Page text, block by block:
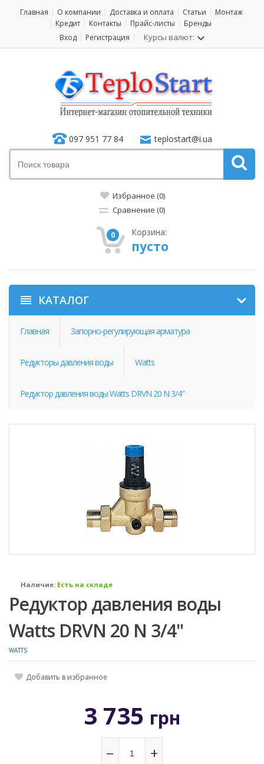
Главная О компании Доставка и оплата Статьи
Монтаж
Кредит
Контакты Прайс-листы
Бренды
Вход
Регистрация Курсы валют:
097 951 77 84 teplostart@i.ua
Избранное (0)
Сравнение (0)
0 Корзина:
пусто
КАТАЛОГ
Главная Запорно-регулирующая арматура
Редукторы давления воды Watts
Редуктор давления воды Watts DRVN 20 N 3/4"
Наличие: Есть на складе
Редуктор давления воды
Watts DRVN 20 N 3/4"
WATTS
Добавить в избранное
3 735 грн
− +